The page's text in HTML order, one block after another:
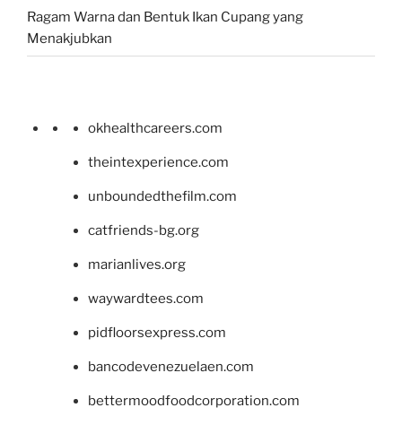
Ragam Warna dan Bentuk Ikan Cupang yang
Menakjubkan
okhealthcareers.com
theintexperience.com
unboundedthefilm.com
catfriends-bg.org
marianlives.org
waywardtees.com
pidfloorsexpress.com
bancodevenezuelaen.com
bettermoodfoodcorporation.com